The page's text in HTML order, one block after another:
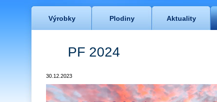
Výrobky Plodiny Aktuality
PF 2024
30.12.2023